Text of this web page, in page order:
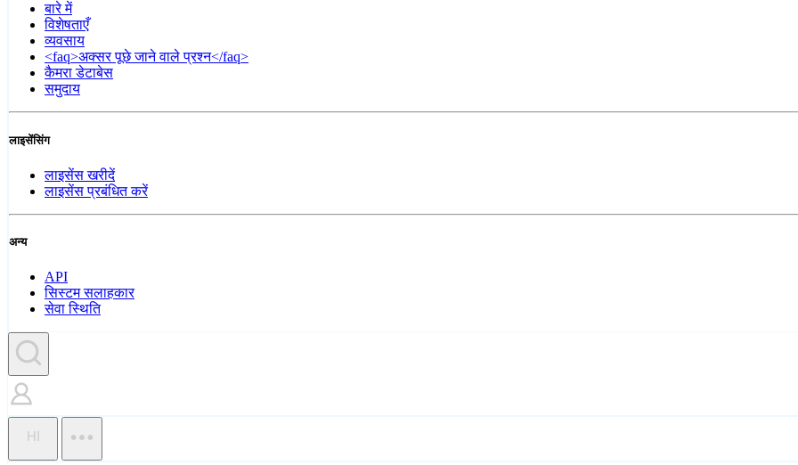
बारे में
विशेषताएँ
व्यवसाय
<faq>अक्सर पूछे जाने वाले प्रश्न</faq>
कैमरा डेटाबेस
समुदाय
लाइसेंसिंग
लाइसेंस खरीदें
लाइसेंस प्रबंधित करें
अन्य
API
सिस्टम सलाहकार
सेवा स्थिति
HI